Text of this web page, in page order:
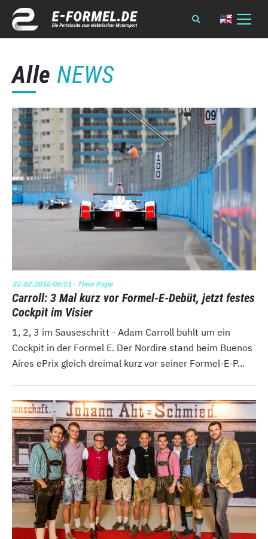
Alle NEWS
22.02.2016 06:51 · Timo Pape
Carroll: 3 Mal kurz vor Formel-E-Debüt, jetzt festes
Cockpit im Visier
1, 2, 3 im Sauseschritt - Adam Carroll buhlt um ein
Cockpit in der Formel E. Der Nordire stand beim Buenos
Aires ePrix gleich dreimal kurz vor seiner Formel-E-P...